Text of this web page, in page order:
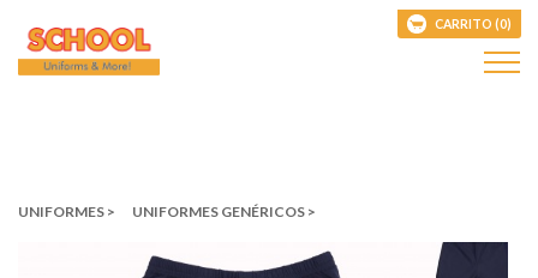
CARRITO (0)
UNIFORMES > UNIFORMES GENÉRICOS >